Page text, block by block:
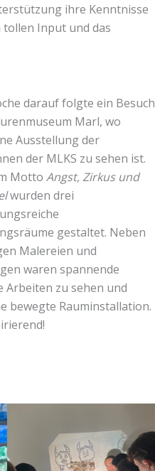
ihre Kenntnisse
tollen Input und das
darauf folgte ein Besuch
Marl, wo
Ausstellung der
der MLKS zu sehen ist.
MottoAngst, Zirkus und
wurden drei
gestaltet. Neben
Malereien und
waren spannende
Arbeiten zu sehen und
bewegte Rauminstallation.